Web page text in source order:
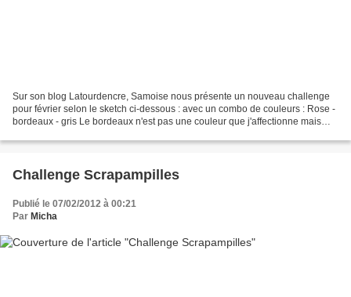
Sur son blog Latourdencre, Samoise nous présente un nouveau challenge
pour février selon le sketch ci-dessous : avec un combo de couleurs : Rose -
bordeaux - gris Le bordeaux n'est pas une couleur que j'affectionne mais
Challenge Scrapampilles
Publié le 07/02/2012 à 00:21
Par Micha